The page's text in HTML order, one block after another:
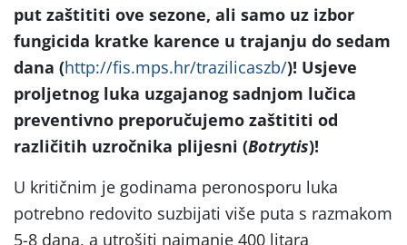
put zaštititi ove sezone, ali samo uz izbor
fungicida kratke karence u trajanju do sedam
dana (http://fis.mps.hr/trazilicaszb/)! Usjeve
proljetnog luka uzgajanog sadnjom lučica
preventivno preporučujemo zaštititi od
različitih uzročnika plijesni (Botrytis)!
U kritičnim je godinama peronosporu luka
potrebno redovito suzbijati više puta s razmakom
5-8 dana, a utrošiti najmanje 400 litara